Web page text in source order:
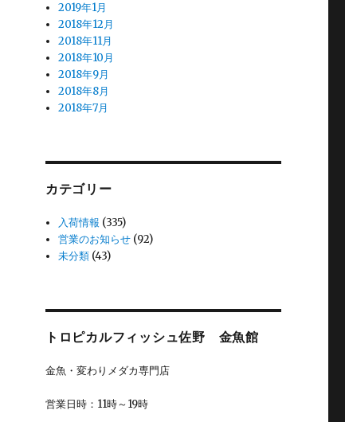
2019年1月
2018年12月
2018年11月
2018年10月
2018年9月
2018年8月
2018年7月
カテゴリー
入荷情報 (335)
営業のお知らせ (92)
未分類 (43)
トロピカルフィッシュ佐野 金魚館
金魚・変わりメダカ専門店
営業日時：11時～19時